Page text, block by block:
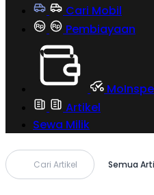
Cari Mobil
Pembiayaan
Artikel
Sewa Milik
Cari Artikel Semua